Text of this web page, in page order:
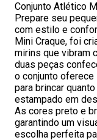
Conjunto Atlético
Prepare seu
com estilo e
Mini Craque, foi
mirins que vibram
duas peças
o conjunto
para brincar
estampado em
As cores preto e
garantindo um
escolha perfeita